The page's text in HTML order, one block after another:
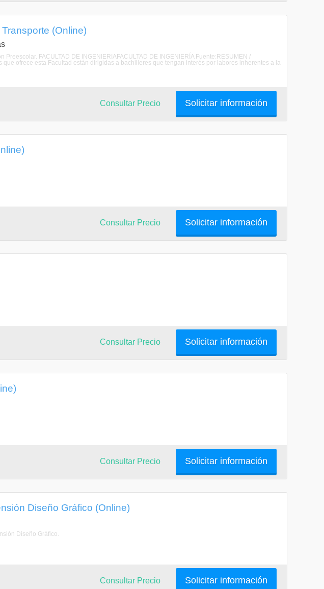
(Online)
FACULTAD DE INGENIERIAFACULTAD DE INGENIERÍA Fuente:RESUMEN /
que ofrece esta Facultad están dirigidas a bachilleres que tengan interés por labores inherentes a la
Solicitar información
Consultar Precio
Solicitar información
Consultar Precio
Solicitar información
Consultar Precio
Solicitar información
Consultar Precio
Diseño Gráfico (Online)
Diseño Gráfico.
Solicitar información
Consultar Precio